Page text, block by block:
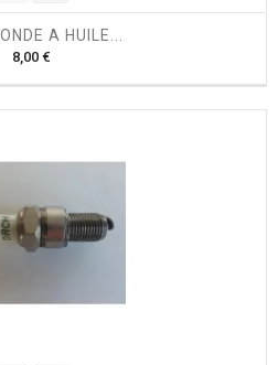
A HUILE...
8,00 €P
x